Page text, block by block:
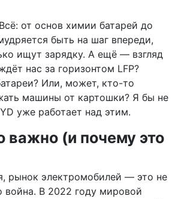
от основ химии батарей до
быть на шаг впереди,
ищут зарядку. А ещё — взгляд
нас за горизонтом LFP?
Или, может, кто-то
машины от картошки? Я бы не
уже работает над этим.
важно (и почему это
рынок электромобилей — это не
война. В 2022 году мировой